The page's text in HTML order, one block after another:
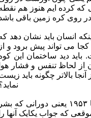
که کرده ایم هنوز هم
انسان باید نشان دهد
می تواند پیش برود و از
دید ساختمان این
از لحاظ تنفس و فشار هوا
بالاتر چگونه باید
بنابراین می بینیم که در پاسخ (پاسخ کوچک) مالوری معانی بزرگی نهفته است و از سال ۱۹۲۱ تا ۱۹۵۳ یعنی دورانی که بشر
که جواب یکایک آنها را